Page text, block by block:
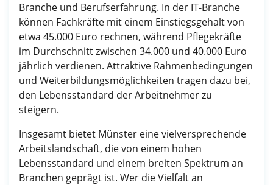
Branche und Berufserfahrung. In der IT-Branche
können Fachkräfte mit einem Einstiegsgehalt von
etwa 45.000 Euro rechnen, während Pflegekräfte
im Durchschnitt zwischen 34.000 und 40.000 Euro
jährlich verdienen. Attraktive Rahmenbedingungen
und Weiterbildungsmöglichkeiten tragen dazu bei,
den Lebensstandard der Arbeitnehmer zu
steigern.
Insgesamt bietet Münster eine vielversprechende
Arbeitslandschaft, die von einem hohen
Lebensstandard und einem breiten Spektrum an
Branchen geprägt ist. Wer die Vielfalt an